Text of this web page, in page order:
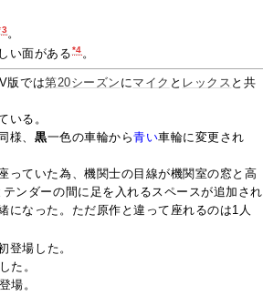
。
い面がある*4。
版では第20シーズン にマイク と レックス と共
いる。
様、黒一色の車輪から青い車輪に変更され
っていた為、機関士の目線が機関室の窓と高
ンダーの間に足を入れるスペースが追加され
になった。ただ原作と違って座れるのは1人
登場した。
た。
場。